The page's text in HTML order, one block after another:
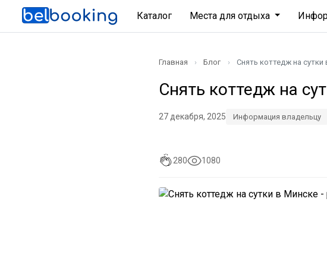
Каталог Места для отдыха
Главная Блог Снять коттедж на
Снять коттедж на
27 декабря, 2025 Информация владельцу
280 1080